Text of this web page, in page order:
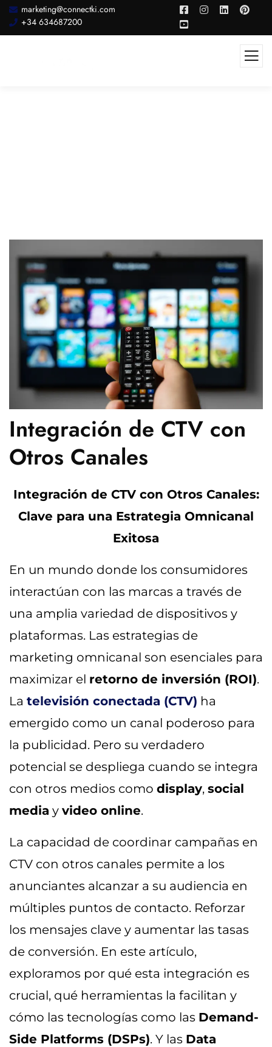
marketing@connectki.com
+34 634687200
Integración de CTV con
Otros Canales
Integración de CTV con Otros Canales:
Clave para una Estrategia Omnicanal
Exitosa
En un mundo donde los consumidores
interactúan con las marcas a través de
una amplia variedad de dispositivos y
plataformas. Las estrategias de
marketing omnicanal son esenciales para
maximizar el retorno de inversión (ROI).
La televisión conectada (CTV) ha
emergido como un canal poderoso para
la publicidad. Pero su verdadero
potencial se despliega cuando se integra
con otros medios como display, social
media y video online.
La capacidad de coordinar campañas en
CTV con otros canales permite a los
anunciantes alcanzar a su audiencia en
múltiples puntos de contacto. Reforzar
los mensajes clave y aumentar las tasas
de conversión. En este artículo,
exploramos por qué esta integración es
crucial, qué herramientas la facilitan y
cómo las tecnologías como las Demand-
Side Platforms (DSPs). Y las Data